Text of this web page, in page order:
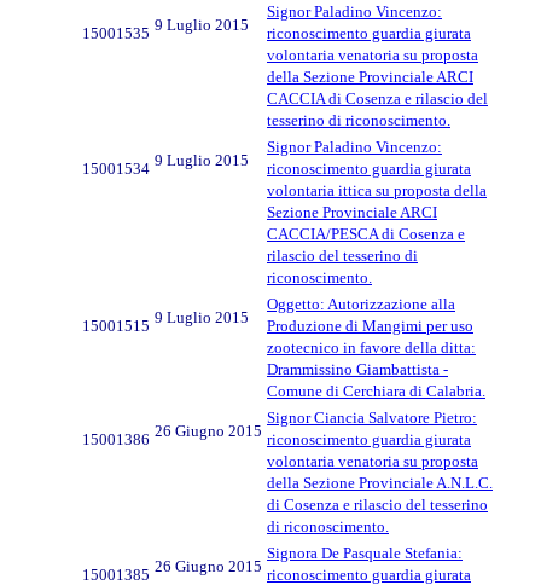
15001535 9 Luglio 2015
Signor Paladino Vincenzo:
riconoscimento guardia giurata
volontaria venatoria su proposta
della Sezione Provinciale ARCI
CACCIA di Cosenza e rilascio del
tesserino di riconoscimento.
15001534 9 Luglio 2015
Signor Paladino Vincenzo:
riconoscimento guardia giurata
volontaria ittica su proposta della
Sezione Provinciale ARCI
CACCIA/PESCA di Cosenza e
rilascio del tesserino di
riconoscimento.
15001515 9 Luglio 2015
Oggetto: Autorizzazione alla
Produzione di Mangimi per uso
zootecnico in favore della ditta:
Drammissino Giambattista -
Comune di Cerchiara di Calabria.
15001386 26 Giugno 2015
Signor Ciancia Salvatore Pietro:
riconoscimento guardia giurata
volontaria venatoria su proposta
della Sezione Provinciale A.N.L.C.
di Cosenza e rilascio del tesserino
di riconoscimento.
15001385 26 Giugno 2015
Signora De Pasquale Stefania:
riconoscimento guardia giurata